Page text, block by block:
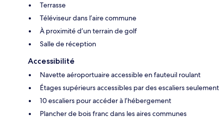
Terrasse
Téléviseur dans l’aire commune
À proximité d’un terrain de golf
Salle de réception
Accessibilité
Navette aéroportuaire accessible en fauteuil roulant
Étages supérieurs accessibles par des escaliers seulement
10 escaliers pour accéder à l’hébergement
Plancher de bois franc dans les aires communes